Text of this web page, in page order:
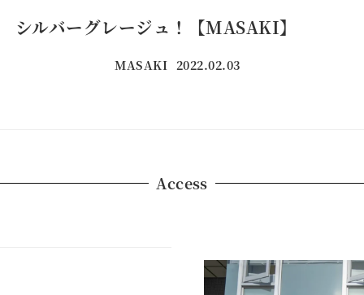
シルバーグレージュ！【MASAKI】
MASAKI 投稿日
2022.02.03
Access